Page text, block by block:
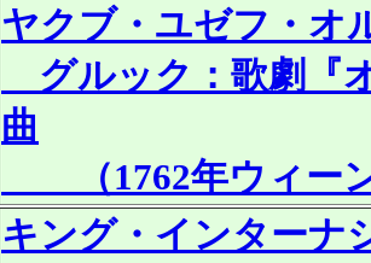
ヤクブ・ユゼフ・オ
グルック：歌劇『
曲
（1762年ウィーン
キング・インターナ